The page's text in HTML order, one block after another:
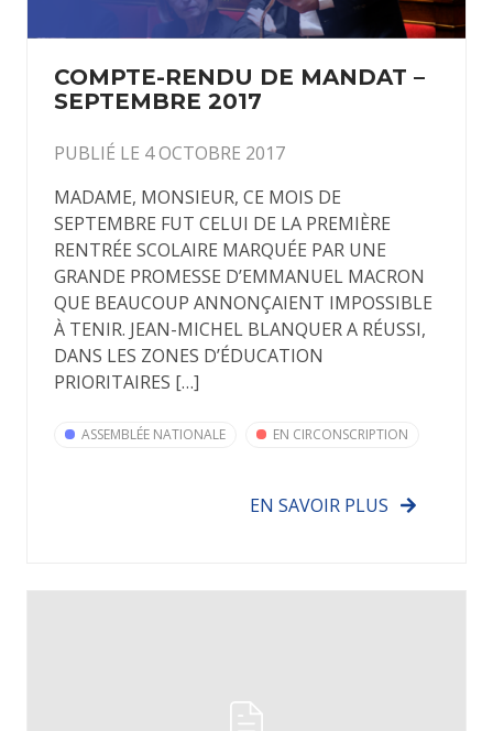
COMPTE-RENDU DE MANDAT –
SEPTEMBRE 2017
PUBLIÉ LE 4 OCTOBRE 2017
MADAME, MONSIEUR, CE MOIS DE
SEPTEMBRE FUT CELUI DE LA PREMIÈRE
RENTRÉE SCOLAIRE MARQUÉE PAR UNE
GRANDE PROMESSE D’EMMANUEL MACRON
QUE BEAUCOUP ANNONÇAIENT IMPOSSIBLE
À TENIR. JEAN-MICHEL BLANQUER A RÉUSSI,
DANS LES ZONES D’ÉDUCATION
PRIORITAIRES […]
ASSEMBLÉE NATIONALE EN CIRCONSCRIPTION
EN SAVOIR PLUS